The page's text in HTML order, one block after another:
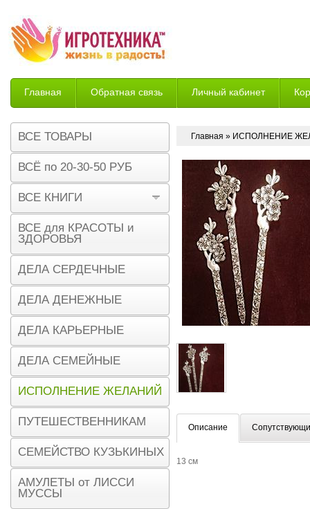
Главная Обратная связь Личный кабинет
Возврат
Главная » ИСПОЛНЕНИЕ
Описание
13 см
ВСЕ ТОВАРЫ
ВСЁ по 20-30-50 РУБ
ВСЕ КНИГИ
ВСЕ для КРАСОТЫ и
ЗДОРОВЬЯ
ДЕЛА СЕРДЕЧНЫЕ
ДЕЛА ДЕНЕЖНЫЕ
ДЕЛА КАРЬЕРНЫЕ
ДЕЛА СЕМЕЙНЫЕ
ИСПОЛНЕНИЕ ЖЕЛАНИЙ
ПУТЕШЕСТВЕННИКАМ
СЕМЕЙСТВО КУЗЬКИНЫХ
АМУЛЕТЫ от ЛИССИ
МУССЫ